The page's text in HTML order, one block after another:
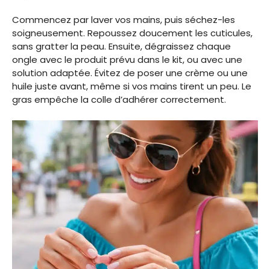
Commencez par laver vos mains, puis séchez-les
soigneusement. Repoussez doucement les cuticules,
sans gratter la peau. Ensuite, dégraissez chaque
ongle avec le produit prévu dans le kit, ou avec une
solution adaptée. Évitez de poser une crème ou une
huile juste avant, même si vos mains tirent un peu. Le
gras empêche la colle d’adhérer correctement.